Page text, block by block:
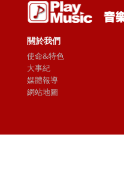
關於我們
使命&特色
大事紀
媒體報導
網站地圖